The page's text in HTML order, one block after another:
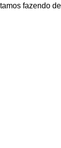
fazendo